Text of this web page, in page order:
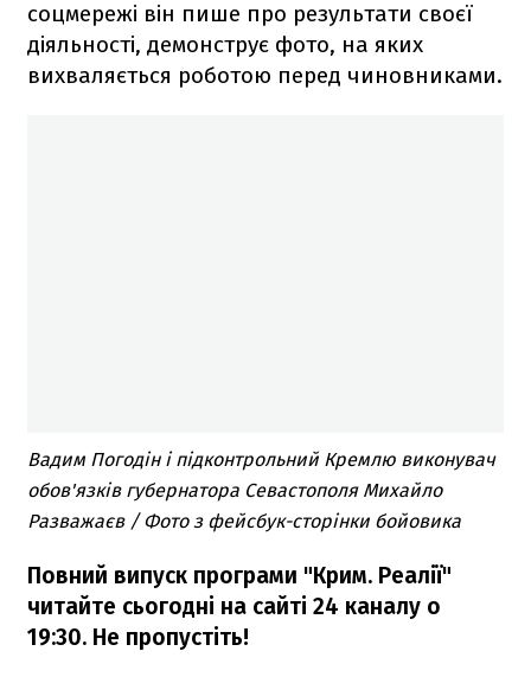
соцмережі він пише про результати своєї
діяльності, демонструє фото, на яких
вихваляється роботою перед чиновниками.
Вадим Погодін і підконтрольний Кремлю виконувач
обов'язків губернатора Севастополя Михайло
Разважаєв / Фото з фейсбук-сторінки бойовика
Повний випуск програми "Крим. Реалії"
читайте сьогодні на сайті 24 каналу о
19:30. Не пропустіть!